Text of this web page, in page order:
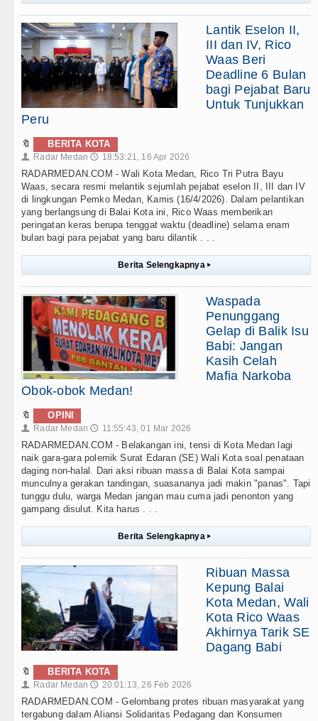
Lantik Eselon II,
III dan IV, Rico
Waas Beri
Deadline 6 Bulan
bagi Pejabat Baru
Untuk Tunjukkan
Peru
🔖 BERITA KOTA
👤 Radar Medan 🕔 18:53:21, 16 Apr 2026
RADARMEDAN.COM - Wali Kota Medan, Rico Tri Putra Bayu
Waas, secara resmi melantik sejumlah pejabat eselon II, III dan IV
di lingkungan Pemko Medan, Kamis (16/4/2026). Dalam pelantikan
yang berlangsung di Balai Kota ini, Rico Waas memberikan
peringatan keras berupa tenggat waktu (deadline) selama enam
bulan bagi para pejabat yang baru dilantik . . .
Berita Selengkapnya ▸
Waspada
Penunggang
Gelap di Balik Isu
Babi: Jangan
Kasih Celah
Mafia Narkoba
Obok-obok Medan!
🔖 OPINI
👤 Radar Medan 🕔 11:55:43, 01 Mar 2026
RADARMEDAN.COM - Belakangan ini, tensi di Kota Medan lagi
naik gara-gara polemik Surat Edaran (SE) Wali Kota soal penataan
daging non-halal. Dari aksi ribuan massa di Balai Kota sampai
munculnya gerakan tandingan, suasananya jadi makin "panas". Tapi
tunggu dulu, warga Medan jangan mau cuma jadi penonton yang
gampang disulut. Kita harus . . .
Berita Selengkapnya ▸
Ribuan Massa
Kepung Balai
Kota Medan, Wali
Kota Rico Waas
Akhirnya Tarik SE
Dagang Babi
🔖 BERITA KOTA
👤 Radar Medan 🕔 20:01:13, 26 Feb 2026
RADARMEDAN.COM - Gelombang protes ribuan masyarakat yang
tergabung dalam Aliansi Solidaritas Pedagang dan Konsumen